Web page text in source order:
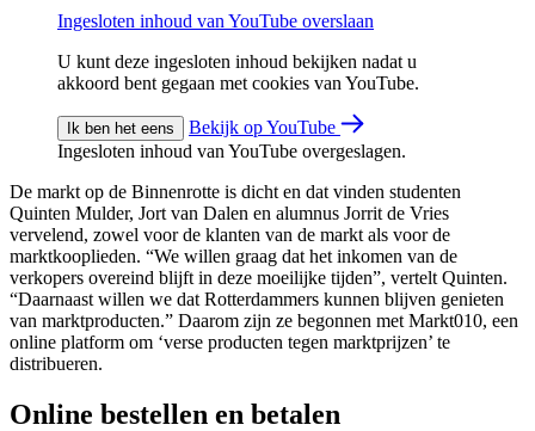
Ingesloten inhoud van YouTube overslaan
U kunt deze ingesloten inhoud bekijken nadat u
akkoord bent gegaan met cookies van YouTube.
Ik ben het eens
Bekijk op YouTube
Ingesloten inhoud van YouTube overgeslagen.
De markt op de Binnenrotte is dicht en dat vinden studenten
Quinten Mulder, Jort van Dalen en alumnus Jorrit de Vries
vervelend, zowel voor de klanten van de markt als voor de
marktkooplieden. “We willen graag dat het inkomen van de
verkopers overeind blijft in deze moeilijke tijden”, vertelt Quinten.
“Daarnaast willen we dat Rotterdammers kunnen blijven genieten
van marktproducten.” Daarom zijn ze begonnen met Markt010, een
online platform om ‘verse producten tegen marktprijzen’ te
distribueren.
Online bestellen en betalen